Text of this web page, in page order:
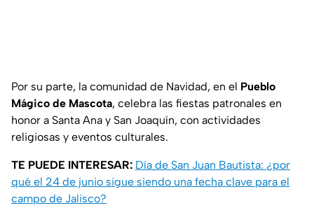
Por su parte, la comunidad de Navidad, en el Pueblo
Mágico de Mascota, celebra las fiestas patronales en
honor a Santa Ana y San Joaquín, con actividades
religiosas y eventos culturales.
TE PUEDE INTERESAR: Día de San Juan Bautista: ¿por
qué el 24 de junio sigue siendo una fecha clave para el
campo de Jalisco?